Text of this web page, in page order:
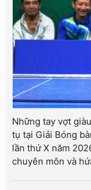
Những tay vợt
tụ tại Giải Bóng
lần thứ X năm
chuyên môn và